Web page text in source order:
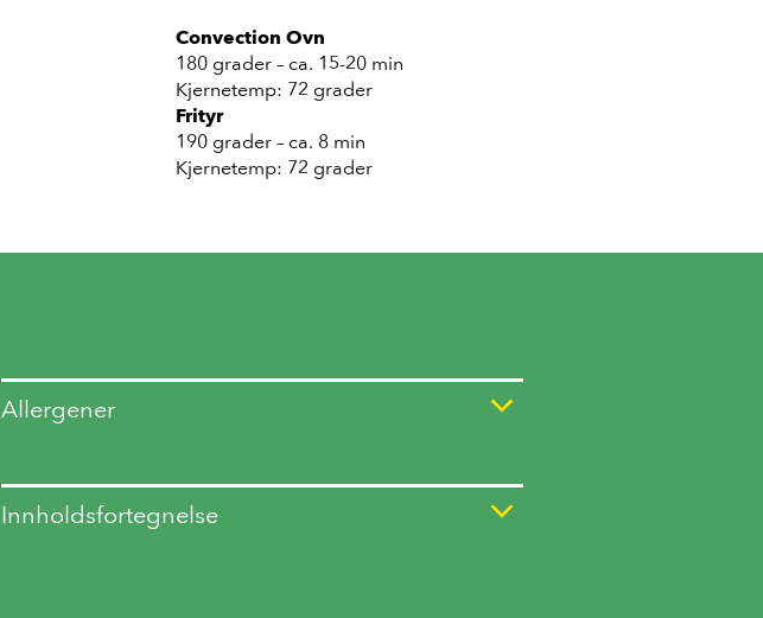
Convection Ovn
180 grader – ca. 15-20 min
Kjernetemp: 72 grader
Frityr
190 grader – ca. 8 min
Kjernetemp: 72 grader
Allergener
Innholdsfortegnelse